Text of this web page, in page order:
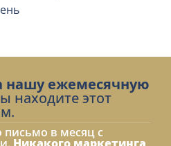
нашу ежемесячную
находите этот
в месяц с